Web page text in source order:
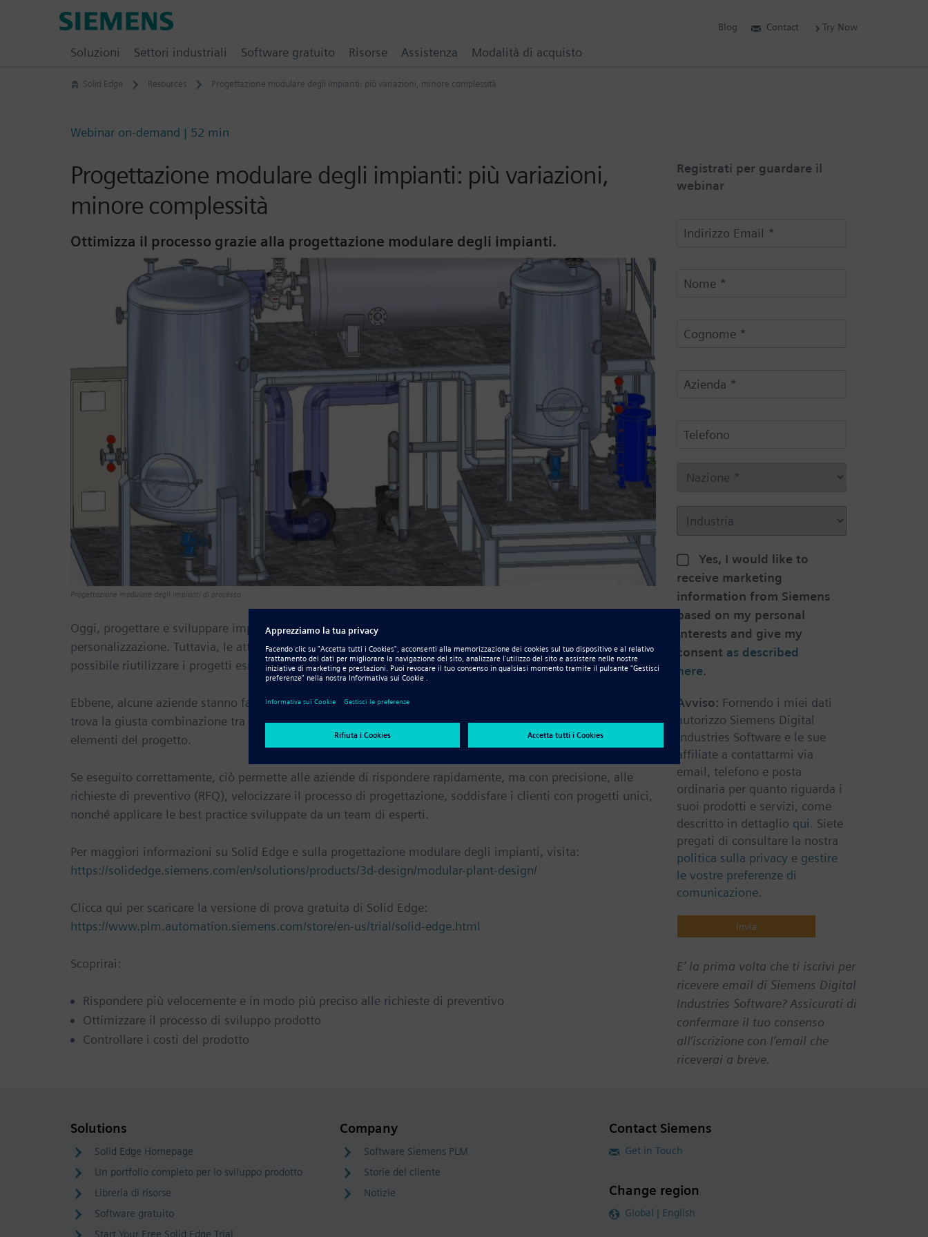
Solid Edge Resources Progettazione modulare degli impianti: più variazioni, minore complessità
Webinar on-demand | 52 min
Progettazione modulare degli impianti: più variazioni,
minore complessità
Ottimizza il processo grazie alla progettazione modulare degli impianti.
Progettazione modulare degli impianti di processo
Oggi, progettare e sviluppare impianti è tutt’altro che semplice. Ogni progetto richiede un’elevata
personalizzazione. Tuttavia, le attività ripetitive all’interno del processo sono ancora molte. In che modo è
possibile riutilizzare i progetti esistenti, rendendoli al contempo unici?
Ebbene, alcune aziende stanno facendo esattamente questo. La progettazione modulare degli impianti
trova la giusta combinazione tra la configurazione di assiemi modulari e l’ingegnerizzazione dei nuovi
elementi del progetto.
Se eseguito correttamente, ciò permette alle aziende di rispondere rapidamente, ma con precisione, alle
richieste di preventivo (RFQ), velocizzare il processo di progettazione, soddisfare i clienti con progetti unici,
nonché applicare le best practice sviluppate da un team di esperti.
Per maggiori informazioni su Solid Edge e sulla progettazione modulare degli impianti, visita:
https://solidedge.siemens.com/en/solutions/products/3d-design/modular-plant-design/
Clicca qui per scaricare la versione di prova gratuita di Solid Edge:
https://www.plm.automation.siemens.com/store/en-us/trial/solid-edge.html
Scoprirai:
Rispondere più velocemente e in modo più preciso alle richieste di preventivo
Ottimizzare il processo di sviluppo prodotto
Controllare i costi del prodotto
Registrati per guardare il
webinar
Yes, I would like to
receive marketing
information from Siemens
based on my personal
interests and give my
consent as described
here.
Avviso: Fornendo i miei dati
autorizzo Siemens Digital
Industries Software e le sue
affiliate a contattarmi via
email, telefono e posta
ordinaria per quanto riguarda i
suoi prodotti e servizi, come
descritto in dettaglio qui. Siete
pregati di consultare la nostra
politica sulla privacy e gestire
le vostre preferenze di
comunicazione.
E’ la prima volta che ti iscrivi per
ricevere email di Siemens Digital
Industries Software? Assicurati di
confermare il tuo consenso
all’iscrizione con l’email che
riceverai a breve.
Solutions
Solid Edge Homepage
Un portfolio completo per lo sviluppo prodotto
Libreria di risorse
Software gratuito
Start Your Free Solid Edge Trial
Company
Software Siemens PLM
Storie del cliente
Notizie
Contact Siemens
Get in Touch
Change region
Global | English
Blog Contact Try Now
Soluzioni Settori industriali Software gratuito Risorse Assistenza Modalità di acquisto